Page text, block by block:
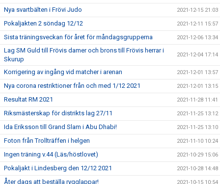
Nya svartbälten i Frövi Judo 2021-12-15 21:03
Pokaljakten 2 söndag 12/12 2021-12-11 15:57
Sista träningsveckan för året för måndagsgrupperna 2021-12-06 13:34
Lag SM Guld till Frövis damer och brons till Frövis herrar i
Skurup
2021-12-04 17:14
Korrigering av ingång vid matcher i arenan 2021-12-01 13:57
Nya corona restriktioner från och med 1/12 2021 2021-12-01 13:15
Resultat RM 2021 2021-11-28 11:41
Riksmästerskap för distrikts lag 27/11 2021-11-25 13:12
Ida Eriksson till Grand Slam i Abu Dhabi! 2021-11-25 13:10
Foton från Trollträffen i helgen 2021-11-10 10:24
Ingen träning v.44 (Läs/höstlovet) 2021-10-29 15:06
Pokaljakt i Lindesberg den 12/12 2021 2021-10-28 14:48
Åter dags att beställa rygglappar! 2021-10-15 10:54